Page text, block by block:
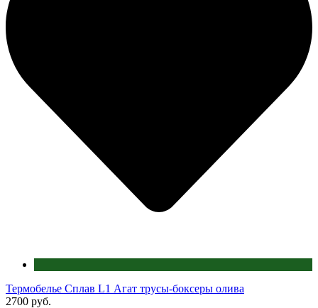
Термобелье Сплав L1 Агат трусы-боксеры олива
2700 руб.